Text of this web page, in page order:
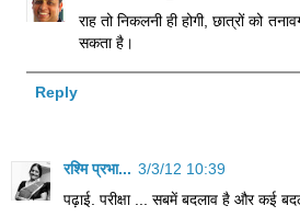
राह तो निकलनी ही होगी, छात्रों को
सकता है।
Reply
रश्मि प्रभा... 3/3/12 10:39
पढ़ाई. परीक्षा ... सबमें बदलाव है और कई